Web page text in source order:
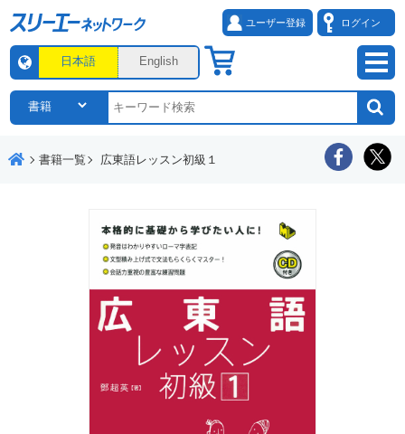
ユーザー登録 ログイン
日本語 English
書籍一覧 広東語レッスン初級１